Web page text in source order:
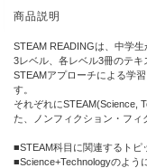
商品説明
STEAM READINGは、中学
3レベル、各レベル3冊のテキ
STEAMアプローチによる学
す。
それぞれにSTEAM(Science,
た、ノンフィクション・フィ
■STEAM科目に関連するトピ
■Science+Technologyのよう